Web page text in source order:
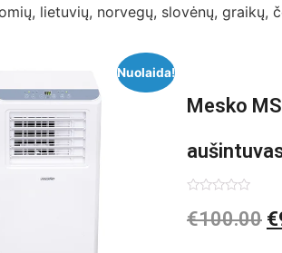
lietuvių, norvegų, slovėnų, graikų,
Nuolaida!
Mesko
3in1
0
iš
€100.00 €